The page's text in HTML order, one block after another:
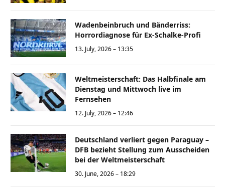
Wadenbeinbruch und Bänderriss:
Horrordiagnose für Ex-Schalke-Profi
13. July, 2026 – 13:35
Weltmeisterschaft: Das Halbfinale am
Dienstag und Mittwoch live im
Fernsehen
12. July, 2026 – 12:46
Deutschland verliert gegen Paraguay –
DFB bezieht Stellung zum Ausscheiden
bei der Weltmeisterschaft
30. June, 2026 – 18:29